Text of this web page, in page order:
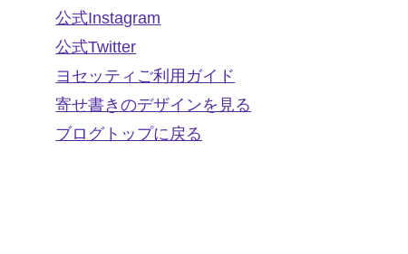
公式Instagram
公式Twitter
ヨセッティご利用ガイド
寄せ書きのデザインを見る
ブログトップに戻る